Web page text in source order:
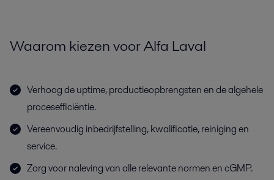
Waarom kiezen voor Alfa Laval
Verhoog de uptime, productieopbrengsten en de algehele
procesefficiëntie.
Vereenvoudig inbedrijfstelling, kwalificatie, reiniging en
service.
Zorg voor naleving van alle relevante normen en cGMP.